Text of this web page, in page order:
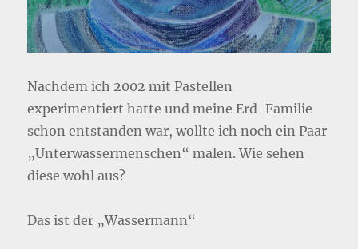
Nachdem ich 2002 mit Pastellen
experimentiert hatte und meine Erd-Familie
schon entstanden war, wollte ich noch ein Paar
„Unterwassermenschen“ malen. Wie sehen
diese wohl aus?
Das ist der „Wassermann“